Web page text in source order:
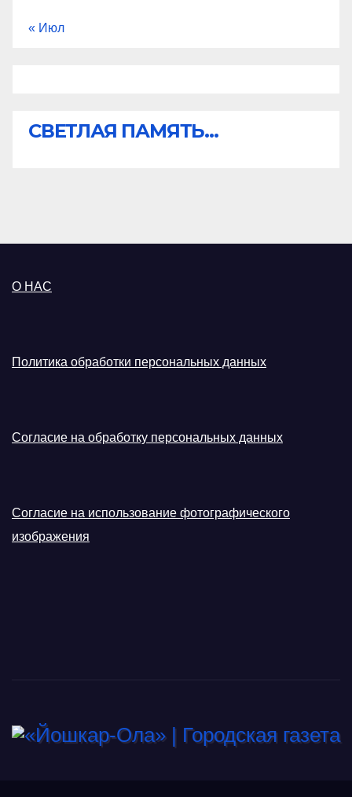
« Июл
СВЕТЛАЯ ПАМЯТЬ...
О НАС
Политика обработки персональных данных
Согласие на обработку персональных данных
Согласие на использование фотографического
изображения